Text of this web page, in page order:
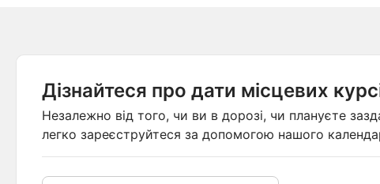
Дізнайтеся про дати місцевих
Незалежно від того, чи ви в дорозі, чи плануєте
легко зареєструйтеся за допомогою нашого